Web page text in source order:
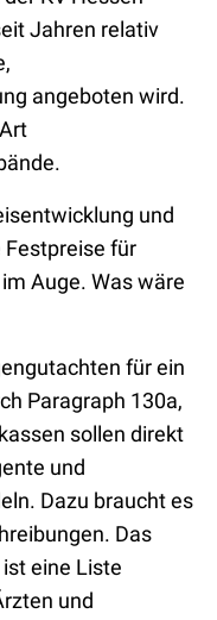
Jahren relativ
angeboten wird.
und
Festpreise für
Auge. Was wäre
für ein
Paragraph 130a,
sollen direkt
und
Dazu braucht es
Das
eine Liste
und